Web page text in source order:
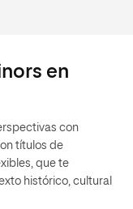
en
con
títulos de
que te
histórico, cultural